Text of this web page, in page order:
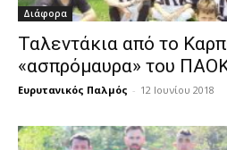
Διάφορα
Ταλεντάκια από το
«ασπρόμαυρα» του
Ευρυτανικός Παλμός - 12 Ιουνίου 2018